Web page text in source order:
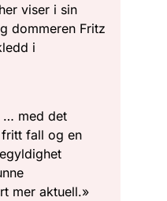
viser i sin
dommeren Fritz
i
… med det
fall og en
mer aktuell.»